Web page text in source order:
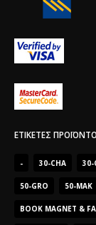
ΕΤΙΚΈΤΕΣ
- 30-CHA 30-
50-GRO 50-MAK
BOOK MAGNET &